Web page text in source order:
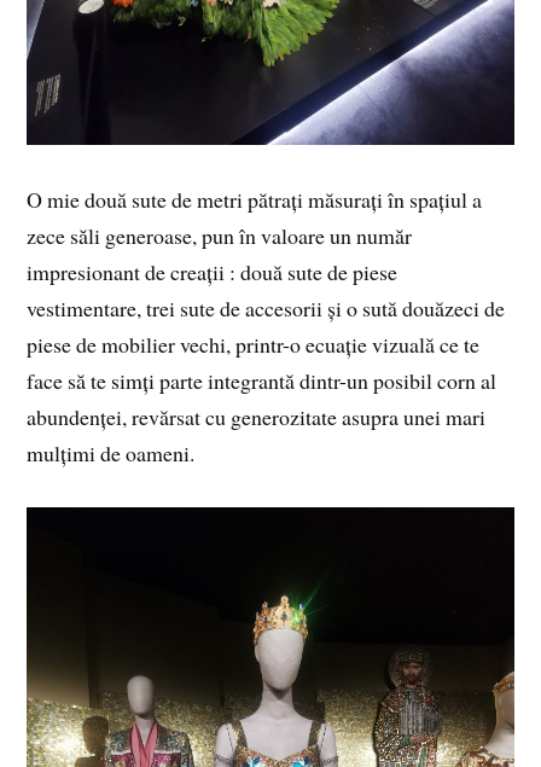
O mie două sute de metri pătrați măsurați în spațiul a
zece săli generoase, pun în valoare un număr
impresionant de creații : două sute de piese
vestimentare, trei sute de accesorii și o sută douăzeci de
piese de mobilier vechi, printr-o ecuație vizuală ce te
face să te simți parte integrantă dintr-un posibil corn al
abundenței, revărsat cu generozitate asupra unei mari
mulțimi de oameni.